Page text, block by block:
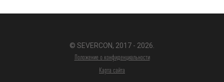
© SEVERCON, 2017 - 2026.
Положение о конфиденциальности
Карта сайта